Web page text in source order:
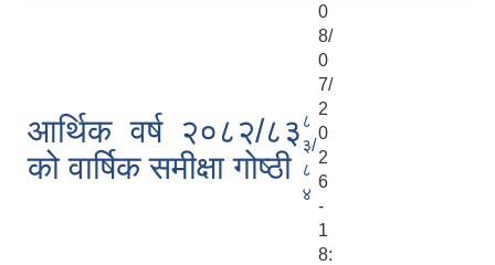
आर्थिक वर्ष २०८२/८३
को वार्षिक समीक्षा गोष्ठी
८
३/
८
४
0
8/
0
7/
2
0
2
6
-
1
8: